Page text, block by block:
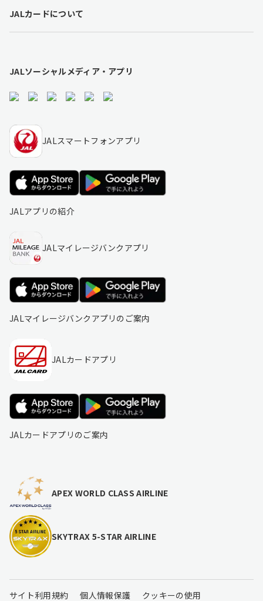
s
JALカードについて
JALソーシャルメディア・アプリ
JALスマートフォンアプリ
JALアプリの紹介
JALマイレージバンクアプリ
JALマイレージバンクアプリのご案内
JALカードアプリ
JALカードアプリのご案内
APEX WORLD CLASS AIRLINE
SKYTRAX 5-STAR AIRLINE
サイト利用規約 個人情報保護 クッキーの使用